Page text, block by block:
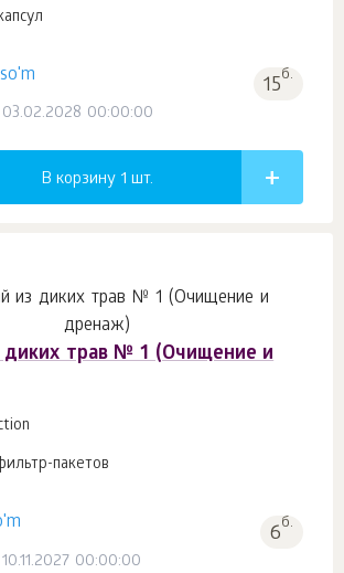
so'm 15б.
03.02.2028 00:00:00
В корзину 1 шт.
диких трав № 1 (Очищение и
пакетов
6б.
00:00:00